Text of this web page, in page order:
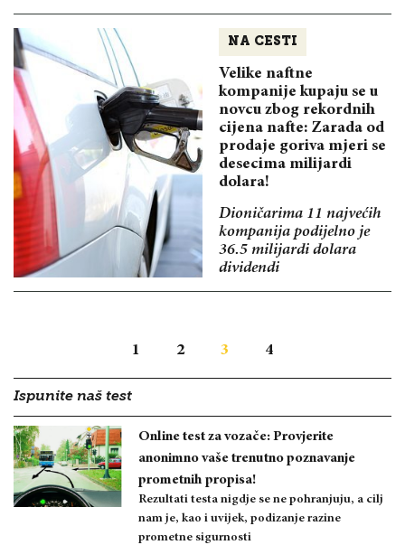
NA CESTI
Velike naftne
kompanije kupaju se u
novcu zbog rekordnih
cijena nafte: Zarada od
prodaje goriva mjeri se
desecima milijardi
dolara!
Dioničarima 11 najvećih
kompanija podijelno je
36.5 milijardi dolara
dividendi
1 2 3 4
Ispunite naš test
Online test za vozače: Provjerite
anonimno vaše trenutno poznavanje
prometnih propisa!
Rezultati testa nigdje se ne pohranjuju, a cilj
nam je, kao i uvijek, podizanje razine
prometne sigurnosti